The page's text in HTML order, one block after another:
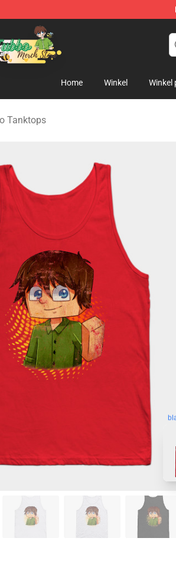
Shop
Home Winkel Winkel
Tanktops